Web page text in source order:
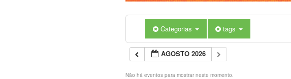
Categorias tags
AGOSTO 2026
Não há eventos para mostrar neste momento.